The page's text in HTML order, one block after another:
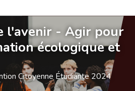
l'avenir - Agir pour
écologique et
Citoyenne Étudiante 2024